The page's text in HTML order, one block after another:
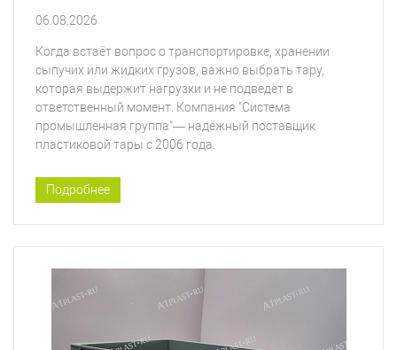
06.08.2026
Когда встаёт вопрос о транспортировке, хранении
сыпучих или жидких грузов, важно выбрать тару,
которая выдержит нагрузки и не подведёт в
ответственный момент. Компания "Система
промышленная группа"— надёжный поставщик
пластиковой тары с 2006 года.
Подробнее